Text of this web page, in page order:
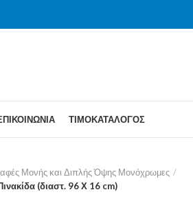
ΤΙΜΟΚΑΤΑΛΟΓΟΣ
Μονής και Διπλής Όψης Μονόχρωμες
(διαστ. 96 Χ 16 cm)